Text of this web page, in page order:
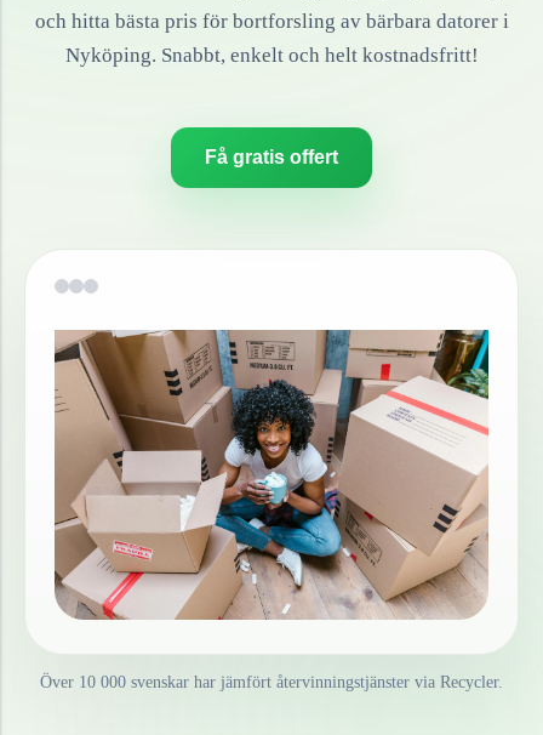
och hitta bästa pris för bortforsling av bärbara datoreri
Nyköping. Snabbt, enkelt och helt kostnadsfritt!
Få gratis offert
Över 10 000 svenskar har jämfört återvinningstjänster via Recycler.